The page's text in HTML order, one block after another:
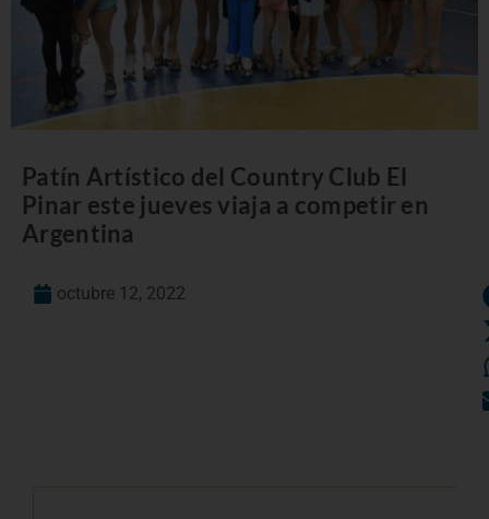
Patín Artístico del Country Club El
Pinar este jueves viaja a competir en
Argentina
octubre 12, 2022